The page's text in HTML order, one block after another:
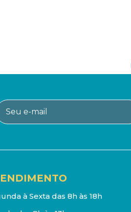
à Sexta das 8h às 18h